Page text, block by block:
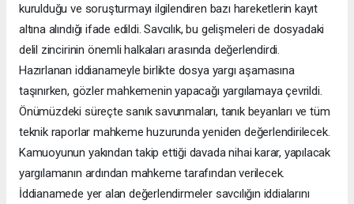
kurulduğu ve soruşturmayı ilgilendiren bazı hareketlerin kayıt
altına alındığı ifade edildi. Savcılık, bu gelişmeleri de dosyadaki
delil zincirinin önemli halkaları arasında değerlendirdi.
Hazırlanan iddianameyle birlikte dosya yargı aşamasına
taşınırken, gözler mahkemenin yapacağı yargılamaya çevrildi.
Önümüzdeki süreçte sanık savunmaları, tanık beyanları ve tüm
teknik raporlar mahkeme huzurunda yeniden değerlendirilecek.
Kamuoyunun yakından takip ettiği davada nihai karar, yapılacak
yargılamanın ardından mahkeme tarafından verilecek.
İddianamede yer alan değerlendirmeler savcılığın iddialarını